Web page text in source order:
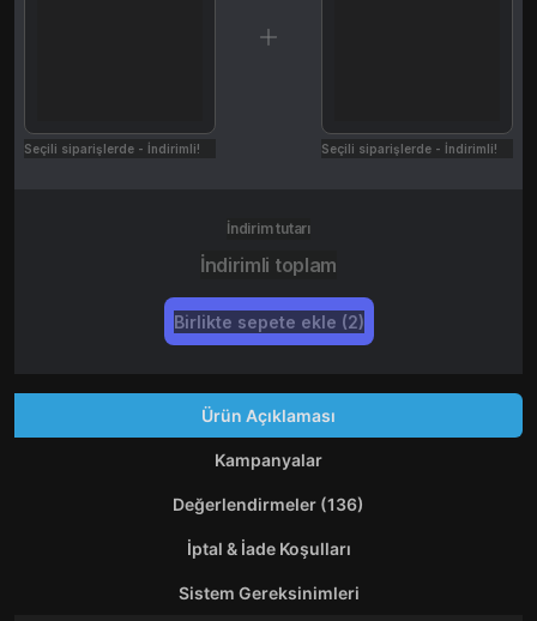
Seçili siparişlerde - İndirimli! Seçili siparişlerde - İndirimli!
İndirim tutarı
İndirimli toplam
Birlikte sepete ekle (2)
Ürün Açıklaması
Kampanyalar
Değerlendirmeler (136)
İptal & İade Koşulları
Sistem Gereksinimleri